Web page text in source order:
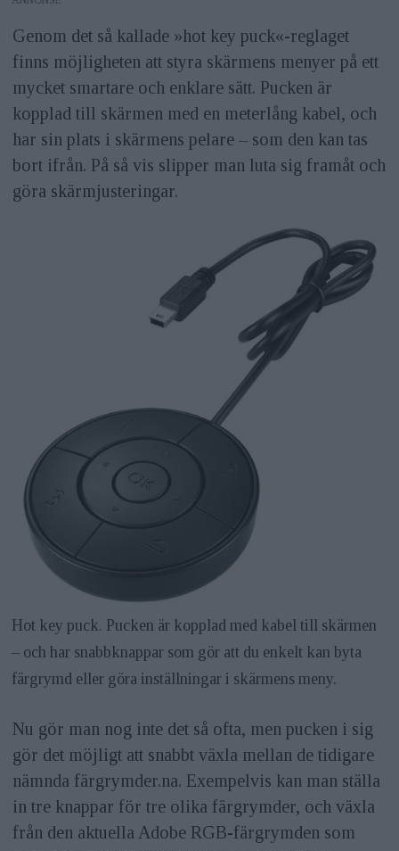
Genom det så kallade »hot key puck«-reglaget
finns möjligheten att styra skärmens menyer på ett
mycket smartare och enklare sätt. Pucken är
kopplad till skärmen med en meterlång kabel, och
har sin plats i skärmens pelare – som den kan tas
bort ifrån. På så vis slipper man luta sig framåt och
göra skärmjusteringar.
Hot key puck. Pucken är kopplad med kabel till skärmen
– och har snabbknappar som gör att du enkelt kan byta
färgrymd eller göra inställningar i skärmens meny.
Nu gör man nog inte det så ofta, men pucken i sig
gör det möjligt att snabbt växla mellan de tidigare
nämnda färgrymder.na. Exempelvis kan man ställa
in tre knappar för tre olika färgrymder, och växla
från den aktuella Adobe RGB-färgrymden som